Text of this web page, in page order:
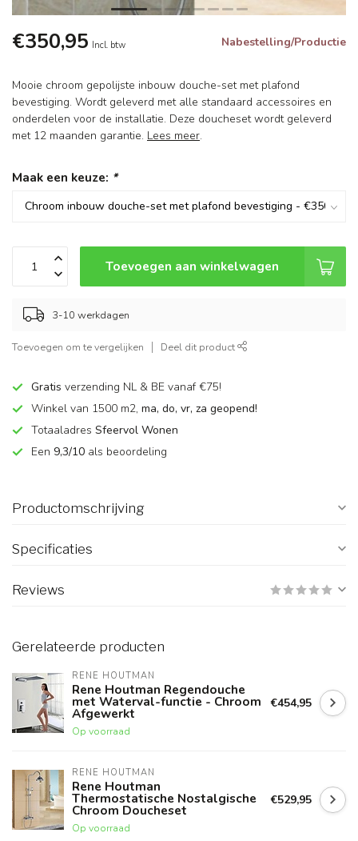
€350,95 Incl. btw Nabestelling/Productie
Mooie chroom gepolijste inbouw douche-set met plafond
bevestiging. Wordt geleverd met alle standaard accessoires en
onderdelen voor de installatie. Deze doucheset wordt geleverd
met 12 maanden garantie. Lees meer.
Maak een keuze: *
Toevoegen aan winkelwagen
3-10 werkdagen
Toevoegen om te vergelijken Deel dit product
Gratis verzending NL & BE vanaf €75!
Winkel van 1500 m2, ma, do, vr, za geopend!
Totaaladres Sfeervol Wonen
Een 9,3/10 als beoordeling
Productomschrijving
Specificaties
Reviews
Gerelateerde producten
RENE HOUTMAN
Rene Houtman Regendouche
met Waterval-functie - Chroom
Afgewerkt
Op voorraad
€454,95
RENE HOUTMAN
Rene Houtman
Thermostatische Nostalgische
Chroom Doucheset
Op voorraad
€529,95